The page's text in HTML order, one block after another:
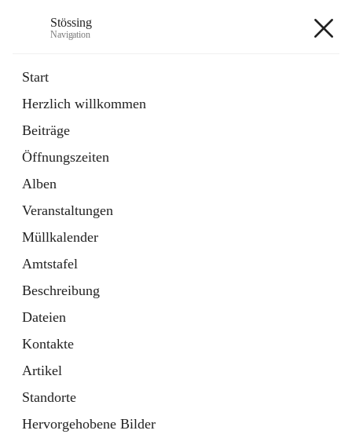
Stössing
Navigation
Start
Herzlich willkommen
Beiträge
Öffnungszeiten
Alben
Veranstaltungen
Müllkalender
Amtstafel
Beschreibung
Dateien
Kontakte
Artikel
Standorte
Hervorgehobene Bilder
Datei
in
Tab
Kindergarten
öffnet
in
neuem
Tab